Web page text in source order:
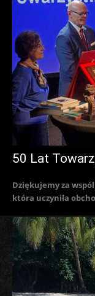
50 Lat
Dziękujemy za
która uczyniła